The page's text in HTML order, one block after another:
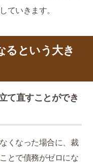
ていきます。
るという大き
て直すことができ
くなった場合に、裁
とで債務がゼロにな